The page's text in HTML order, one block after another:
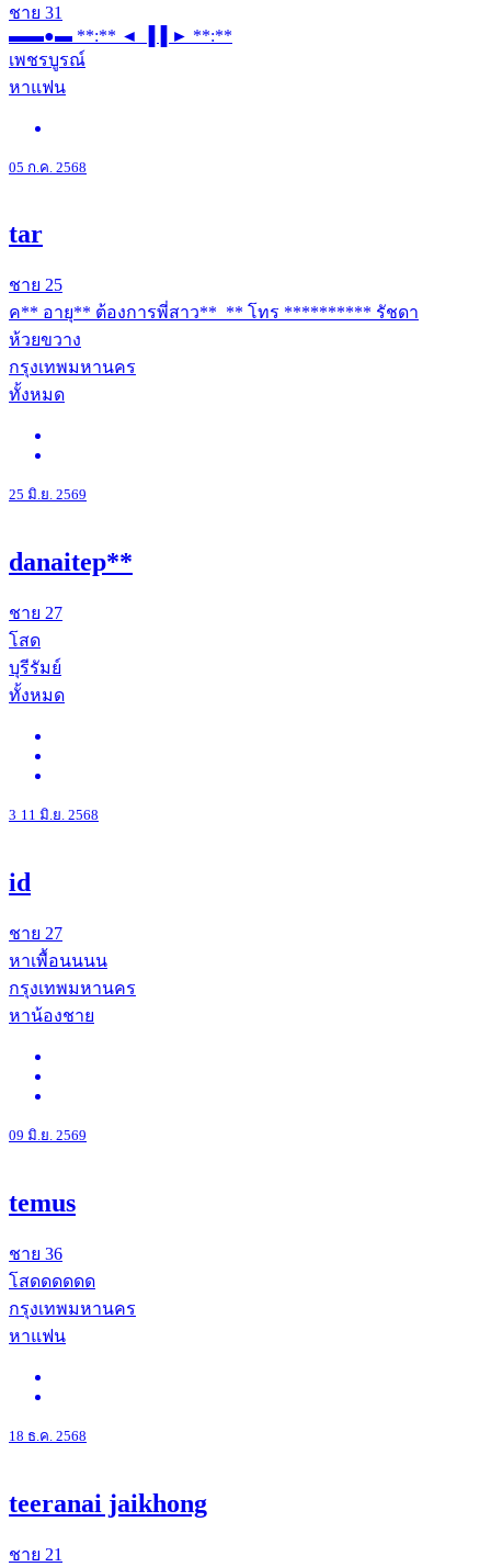
ชาย 31
▬▬●▬ **:** ◄ ▐▐ ► **:**
เพชรบูรณ์
หาแฟน
05 ก.ค. 2568
tar
ชาย 25
ค** อายุ** ต้องการพี่สาว**_** โทร ********** รัชดา
ห้วยขวาง
กรุงเทพมหานคร
ทั้งหมด
25 มิ.ย. 2569
danaitep**
ชาย 27
โสด
บุรีรัมย์
ทั้งหมด
3 11 มิ.ย. 2568
id
ชาย 27
หาเพื้อนนนน
กรุงเทพมหานคร
หาน้องชาย
09 มิ.ย. 2569
temus
ชาย 36
โสดดดดดด
กรุงเทพมหานคร
หาแฟน
18 ธ.ค. 2568
teeranai jaikhong
ชาย 21